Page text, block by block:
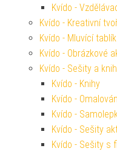
Kvído -
Kvído - Kreativní
Kvído - Mluvící tablík
Kvído - Obrázkové
Kvído - Sešity a
Kvído - Knihy
Kvído -
Kvído -
Kvído - Sešity
Kvído - Sešity s